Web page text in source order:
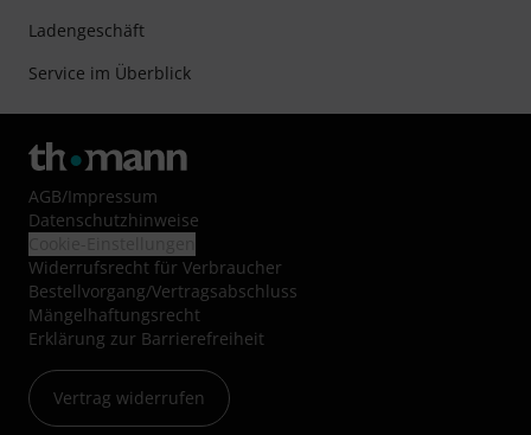
Ladengeschäft
Service im Überblick
AGB/Impressum
Datenschutzhinweise
Widerrufsrecht für Verbraucher
Bestellvorgang/Vertragsabschluss
Mängelhaftungsrecht
Erklärung zur Barrierefreiheit
Vertrag widerrufen